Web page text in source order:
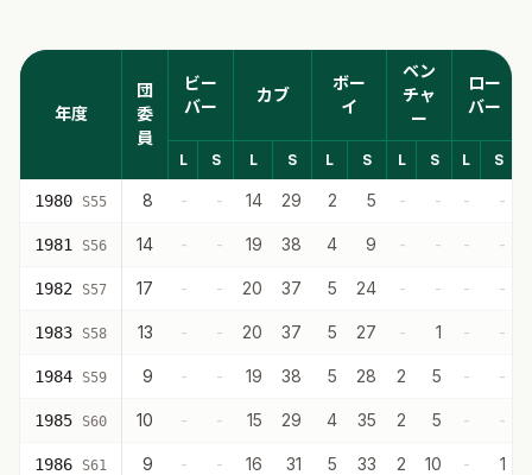
年度
団
委
員
ビー
バー
カブ
ボー
イ
ベン
チャ
ー
ロー
バー
L S L S L S L S L S
1980 S55 8 - - 14 29 2 5 - - - -
1981 S56 14 - - 19 38 4 9 - - - -
1982 S57 17 - - 20 37 5 24 - - - -
1983 S58 13 - - 20 37 5 27 - 1 - -
1984 S59 9 - - 19 38 5 28 2 5 - -
1985 S60 10 - - 15 29 4 35 2 5 - -
1986 S61 9 - - 16 31 5 33 2 10 - 1